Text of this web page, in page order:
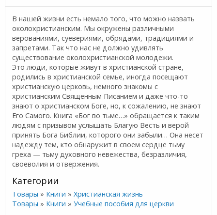
В нашей жизни есть немало того, что можно назвать
околохристианским. Мы окружены различными
верованиями, суевериями, обрядами, традициями и
запретами. Так что нас не должно удивлять
существование околохристианской молодежи.
Это люди, которые живут в христианской стране,
родились в христианской семье, иногда посещают
христианскую церковь, немного знакомы с
христианским Священным Писанием и даже что-то
знают о христианском Боге, но, к сожалению, не знают
Его Самого. Книга «Бог во тьме…» обращается к таким
людям с призывом услышать Благую Весть и верой
принять Бога Библии, которого они забыли… Она несет
надежду тем, кто обнаружит в своем сердце тьму
греха — тьму духовного невежества, безразличия,
своеволия и отвержения.
Категории
Товары » Книги »Христианская жизнь
Товары » Книги »Учебные пособия для церкви